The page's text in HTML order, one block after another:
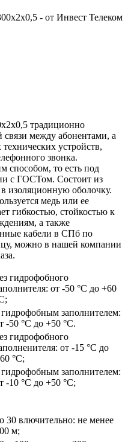
традиционно
между абонентами, а
устройств,
звонка.
способом, то есть под
с ГОСТом. Состоит из
изоляционную оболочку.
медь или ее
гибкостью, стойкостью к
а также
кабели в СПб по
можно в нашей компании
гидрофобного
от -50 °С до +60
гидрофобным заполнителем:
-50 °С до +50 °С.
гидрофобного
от -15 °С до
°С;
гидрофобным заполнителем:
-10 °С до +50 °С;
30 влючительно: не менее
м;